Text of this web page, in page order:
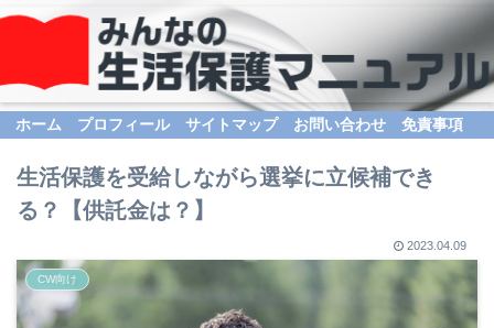
ホーム プロフィール サイトマップ お問い合わせ 免責事項
生活保護を受給しながら選挙に立候補でき
る？【供託金は？】
2023.04.09
CW向け